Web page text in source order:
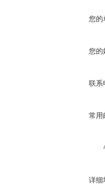
您的
您的
联系
常用
详细